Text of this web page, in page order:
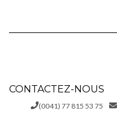
CONTACTEZ-NOUS
(0041) 77 815 53 75